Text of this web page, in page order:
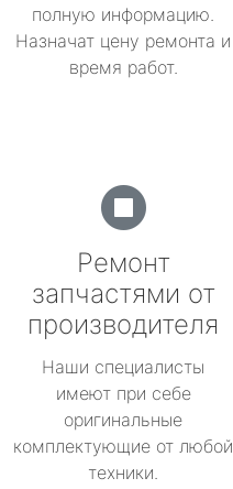
полную информацию.
Назначат цену ремонта и
время работ.
Ремонт
запчастями от
производителя
Наши специалисты
имеют при себе
оригинальные
комплектующие от любой
техники.